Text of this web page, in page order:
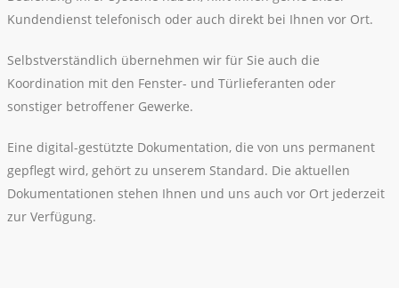
Kundendienst telefonisch oder auch direkt bei Ihnen vor Ort.
Selbstverständlich übernehmen wir für Sie auch die
Koordination mit den Fenster- und Türlieferanten oder
sonstiger betroffener Gewerke.
Eine digital-gestützte Dokumentation, die von uns permanent
gepflegt wird, gehört zu unserem Standard. Die aktuellen
Dokumentationen stehen Ihnen und uns auch vor Ort jederzeit
zur Verfügung.